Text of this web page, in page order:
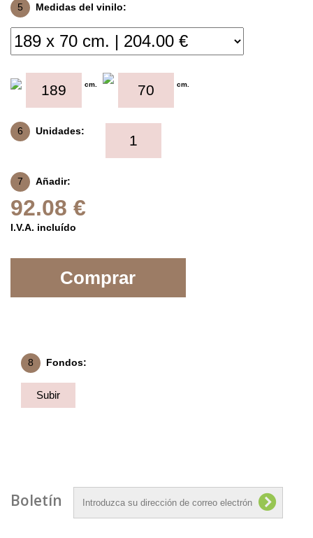
5 Medidas del vinilo:
cm. cm.
6 Unidades:
7 Añadir:
92.08 €
I.V.A. incluído
Comprar
8 Fondos:
Subir
Boletín